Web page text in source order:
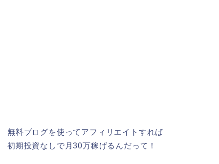
無料ブログを使ってアフィリエイトすれば
初期投資なしで月30万稼げるんだって！